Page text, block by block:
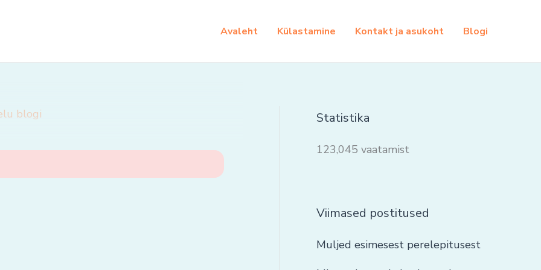
Avaleht Külastamine Kontakt ja asukoht Blogi
blogi
Statistika
123,045 vaatamist
Viimased postitused
Muljed esimesest perelepitusest